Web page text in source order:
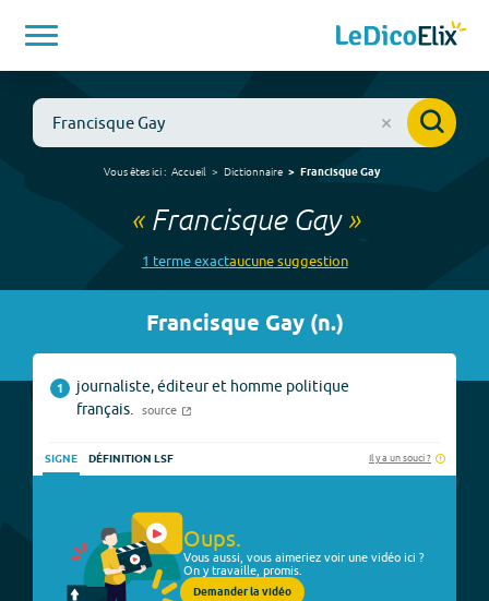
Vous êtes ici : Accueil Dictionnaire Francisque Gay
« Francisque Gay»
1 termeexactaucunesuggestion
Francisque Gay(n.)
1
journaliste, éditeur et homme politique
français.
source
SIGNE DÉFINITION LSF Il y a un souci ?
Oups.
Vous aussi, vous aimeriez voir une vidéo ici ?
On y travaille, promis.
Demander la vidéo